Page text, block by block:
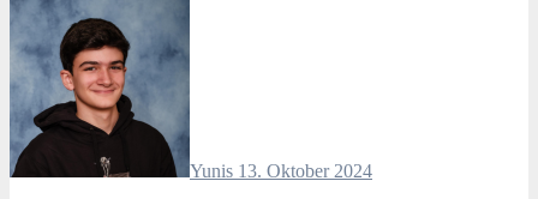
Yunis 13. Oktober 2024